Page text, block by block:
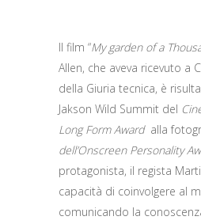
Il film “My garden of a
Allen, che aveva ricevuto a
della Giuria tecnica, è
Jakson Wild Summit del
Long Form Awardalla
dell’Onscreen Personality
protagonista, il regista
capacità di coinvolgere al
comunicando la